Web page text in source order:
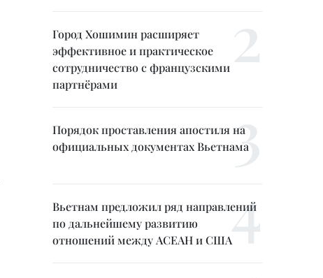
Город Хошимин расширяет
эффективное и практическое
сотрудничество с французскими
партнёрами
Порядок проставления апостиля на
официальных документах Вьетнама
Вьетнам предложил ряд направлений
по дальнейшему развитию
отношений между АСЕАН и США